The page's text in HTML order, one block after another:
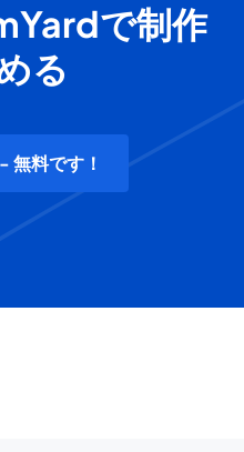
で制作
る
無料です！